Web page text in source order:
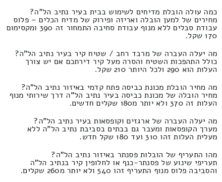
כמה עולה הובלת מדיחים לשימוש בבית בעיר נתיב הל"ה?
מחירים של למען הובלה ואריזה ופירוק של מדיח הכלים – פלוס
עבודת סבלים ללא מנוף עבודת סחיבה התמחור זה 390 ומקסימום
170 שקל.
מה יעלה העברה של מרבד רחב / שטיח קיר בעיר נתיב הל"ה?
כולל התהפכות השטיח והסרה מעל קיר דירתכם אם יש צורך
העלות הוא 290 ולכל היותר 210 שקל.
מה מחיר הובלת מכונת כביסה פתח קדמי באיזור נתיב הל"ה?
מחיר הובלה של מכונת כביסה בעיר נתיב הל"ה דרך שירותי מנוף
העלות זה 370 ולא יותר מ180 שקלים חדשים.
מה יעלה העברה של ארגזים וקופסאות בעיר נתיב הל"ה?
מערך הקופסאות ומעבר גם בבתים בסביבת נתיב הל"ה ללא
מעלית העלות זהו 310 ועד 180 שקל חדש.
מהו התעריף של הובלות פסנתר באיזור נתיב הל"ה?
תעריפי שינוע של פסנתר-כנף או לחלופין קיר בנתיב הל"ה
והסביבה פלוס מנוף התעריף זהו 540 ולא יותר מ260 שקלים.